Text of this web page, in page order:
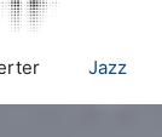
Jazz